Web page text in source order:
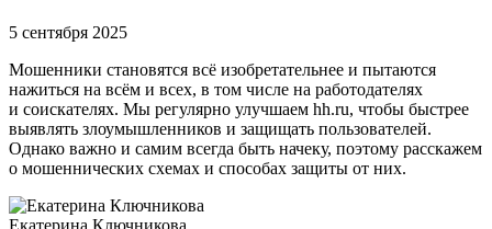
5 сентября 2025
Мошенники становятся всё изобретательнее и пытаются
нажиться на всём и всех, в том числе на работодателях
и соискателях. Мы регулярно улучшаем hh.ru, чтобы быстрее
выявлять злоумышленников и защищать пользователей.
Однако важно и самим всегда быть начеку, поэтому расскажем
о мошеннических схемах и способах защиты от них.
Екатерина Ключникова